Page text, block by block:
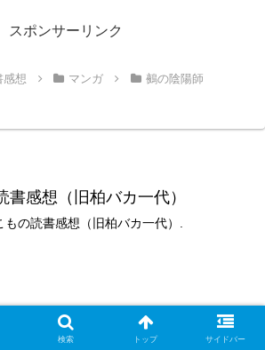
スポンサーリンク
感想 マンガ 鵺の陰陽師
書感想（旧柏バカ一代）
の読書感想（旧柏バカ一代）.
検索 トップ サイドバー